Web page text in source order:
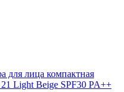
для лица компактная
Light Beige SPF30 PA++